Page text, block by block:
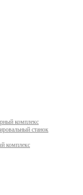
комплекс
станок
комплекс